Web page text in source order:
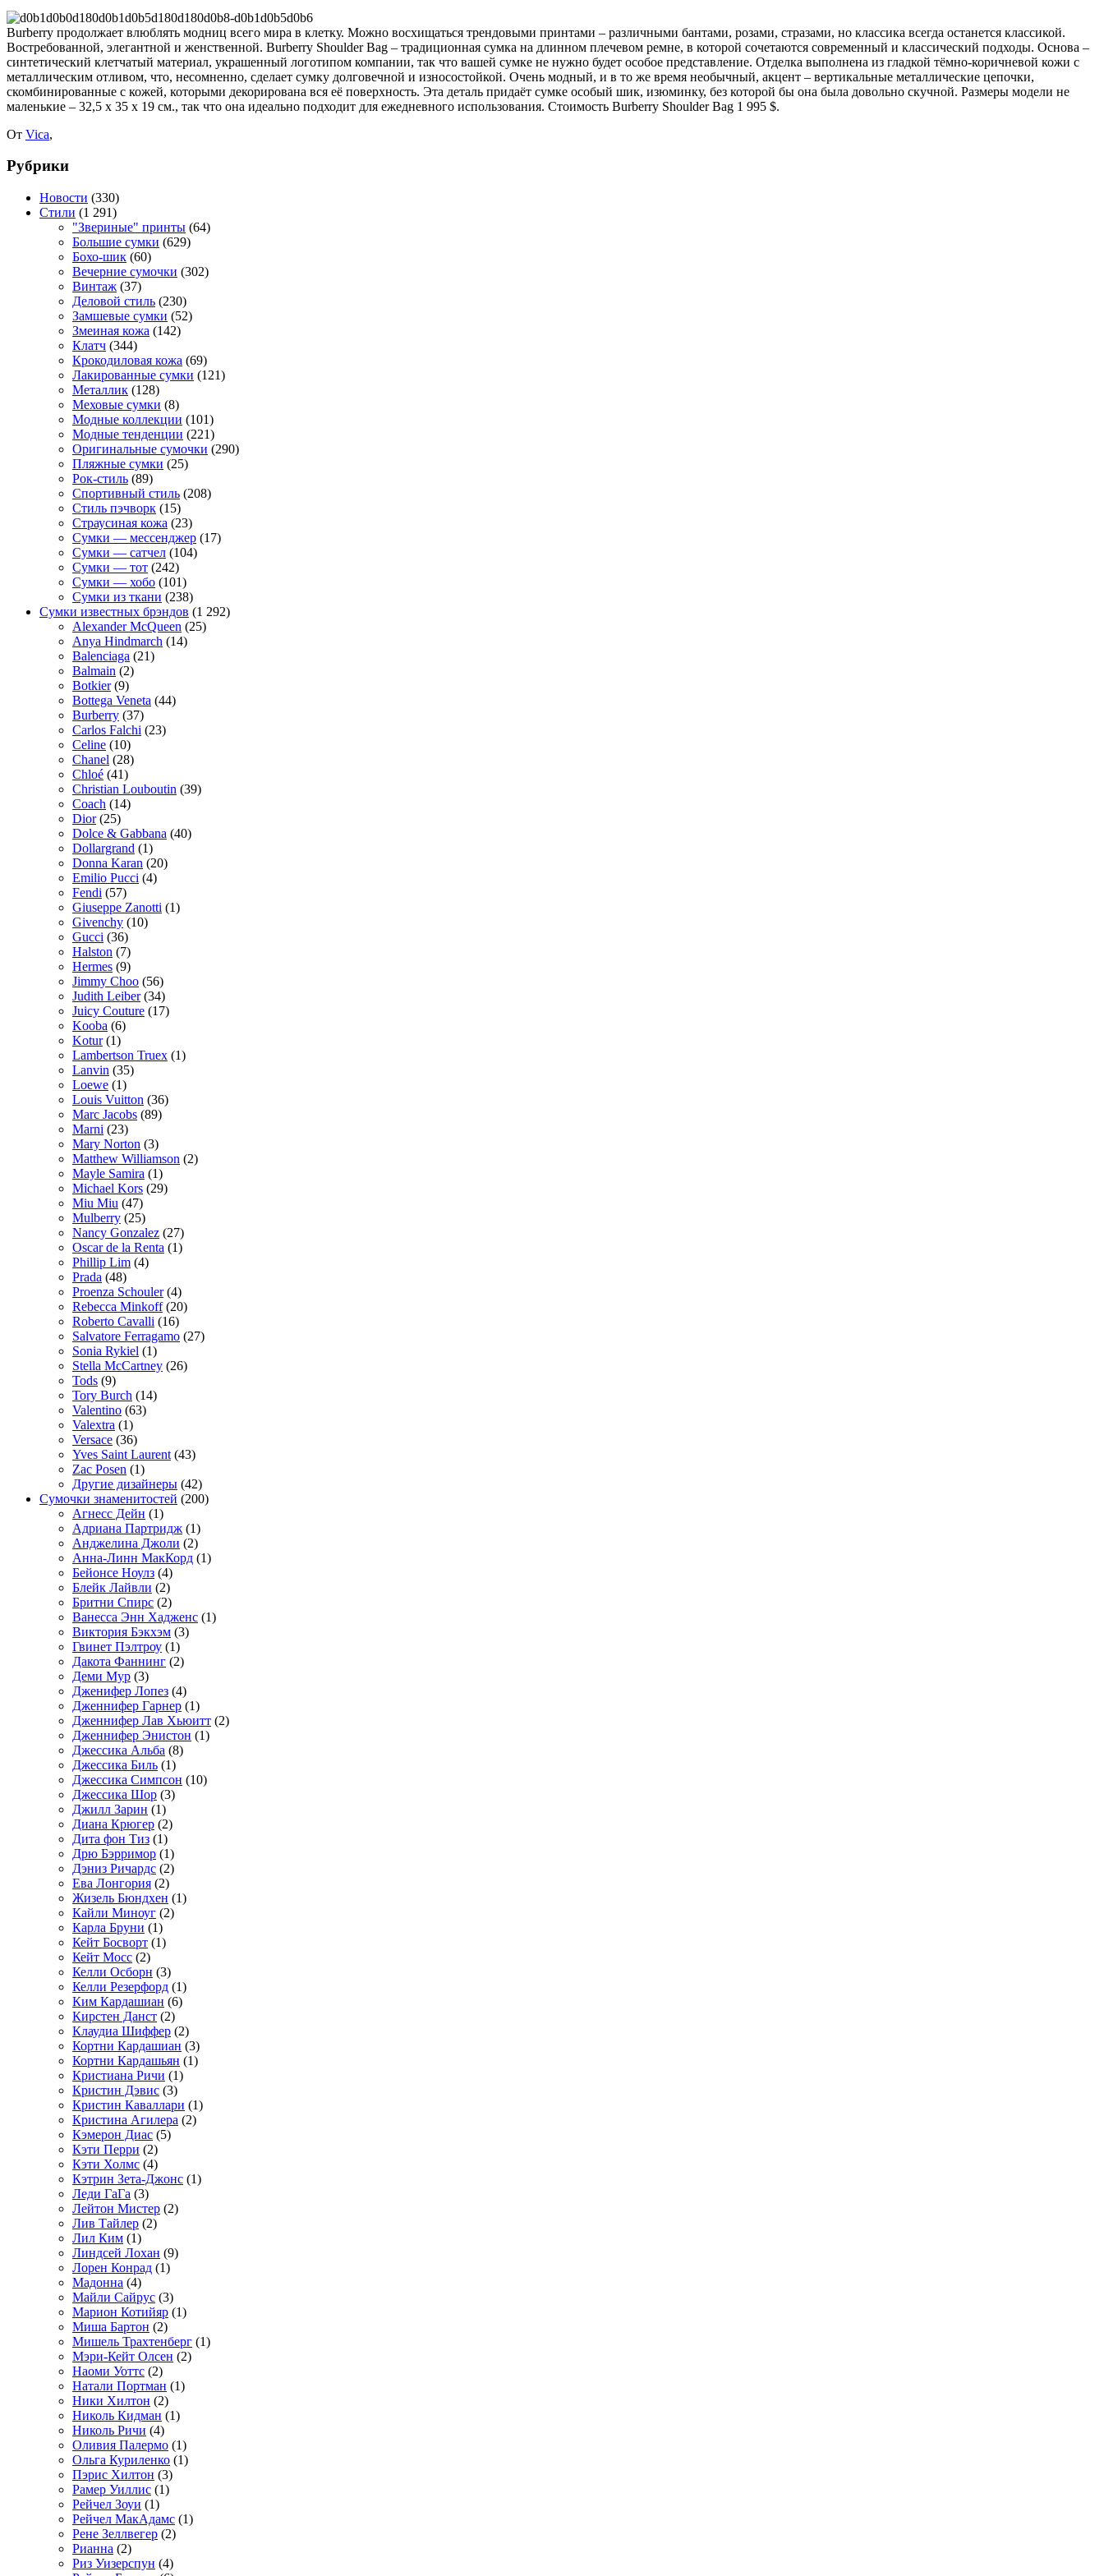
Burberry продолжает влюблять модниц всего мира в клетку. Можно восхищаться трендовыми принтами – различными бантами, розами, стразами, но классика всегда останется классикой.
Востребованной, элегантной и женственной. Burberry Shoulder Bag – традиционная сумка на длинном плечевом ремне, в которой сочетаются современный и классический подходы. Основа –
синтетический клетчатый материал, украшенный логотипом компании, так что вашей сумке не нужно будет особое представление. Отделка выполнена из гладкой тёмно-коричневой кожи с
металлическим отливом, что, несомненно, сделает сумку долговечной и износостойкой. Очень модный, и в то же время необычный, акцент – вертикальные металлические цепочки,
скомбинированные с кожей, которыми декорирована вся её поверхность. Эта деталь придаёт сумке особый шик, изюминку, без которой бы она была довольно скучной. Размеры модели не
маленькие – 32,5 х 35 х 19 см., так что она идеально подходит для ежедневного использования. Стоимость Burberry Shoulder Bag 1 995 $.
От Vica,
Рубрики
Новости (330)
Стили (1 291)
"Звериные" принты (64)
Большие сумки (629)
Бохо-шик (60)
Вечерние сумочки (302)
Винтаж (37)
Деловой стиль (230)
Замшевые сумки (52)
Змеиная кожа (142)
Клатч (344)
Крокодиловая кожа (69)
Лакированные сумки (121)
Металлик (128)
Меховые сумки (8)
Модные коллекции (101)
Модные тенденции (221)
Оригинальные сумочки (290)
Пляжные сумки (25)
Рок-стиль (89)
Спортивный стиль (208)
Стиль пэчворк (15)
Страусиная кожа (23)
Сумки — мессенджер (17)
Сумки — сатчел (104)
Сумки — тот (242)
Сумки — хобо (101)
Сумки из ткани (238)
Сумки известных брэндов (1 292)
Alexander McQueen (25)
Anya Hindmarch (14)
Balenciaga (21)
Balmain (2)
Botkier(9)
Bottega Veneta (44)
Burberry (37)
Carlos Falchi (23)
Celine (10)
Chanel (28)
Chloé (41)
Christian Louboutin (39)
Coach (14)
Dior(25)
Dolce & Gabbana (40)
Dollargrand (1)
Donna Karan (20)
Emilio Pucci (4)
Fendi (57)
Giuseppe Zanotti (1)
Givenchy (10)
Gucci (36)
Halston (7)
Hermes (9)
Jimmy Choo (56)
Judith Leiber(34)
Juicy Couture (17)
Kooba (6)
Kotur(1)
Lambertson Truex (1)
Lanvin (35)
Loewe (1)
Louis Vuitton (36)
Marc Jacobs (89)
Marni (23)
Mary Norton (3)
Matthew Williamson (2)
Mayle Samira (1)
Michael Kors (29)
Miu Miu (47)
Mulberry (25)
Nancy Gonzalez (27)
Oscar de la Renta (1)
Phillip Lim (4)
Prada (48)
Proenza Schouler(4)
Rebecca Minkoff(20)
Roberto Cavalli (16)
Salvatore Ferragamo (27)
Sonia Rykiel (1)
Stella McCartney (26)
Tods (9)
Tory Burch (14)
Valentino (63)
Valextra (1)
Versace (36)
Yves Saint Laurent (43)
Zac Posen (1)
Другие дизайнеры (42)
Сумочки знаменитостей (200)
Агнесс Дейн (1)
Адриана Партридж (1)
Анджелина Джоли (2)
Анна-Линн МакКорд (1)
Бейонсе Ноулз (4)
Блейк Лайвли (2)
Бритни Спирс (2)
Ванесса Энн Хадженс (1)
Виктория Бэкхэм (3)
Гвинет Пэлтроу (1)
Дакота Фаннинг (2)
Деми Мур (3)
Дженифер Лопез (4)
Дженнифер Гарнер (1)
Дженнифер Лав Хьюитт (2)
Дженнифер Энистон (1)
Джессика Альба (8)
Джессика Биль (1)
Джессика Симпсон (10)
Джессика Шор (3)
Джилл Зарин (1)
Диана Крюгер (2)
Дита фон Тиз (1)
Дрю Бэрримор (1)
Дэниз Ричардс (2)
Ева Лонгория (2)
Жизель Бюндхен (1)
Кайли Миноуг (2)
Карла Бруни (1)
Кейт Босворт (1)
Кейт Мосс (2)
Келли Осборн (3)
Келли Резерфорд (1)
Ким Кардашиан (6)
Кирстен Данст (2)
Клаудиа Шиффер (2)
Кортни Кардашиан (3)
Кортни Кардашьян (1)
Кристиана Ричи (1)
Кристин Дэвис (3)
Кристин Каваллари (1)
Кристина Агилера (2)
Кэмерон Диас (5)
Кэти Перри (2)
Кэти Холмс (4)
Кэтрин Зета-Джонс (1)
Леди ГаГа (3)
Лейтон Мистер (2)
Лив Тайлер (2)
Лил Ким (1)
Линдсей Лохан (9)
Лорен Конрад (1)
Мадонна (4)
Майли Сайрус (3)
Марион Котийяр (1)
Миша Бартон (2)
Мишель Трахтенберг (1)
Мэри-Кейт Олсен (2)
Наоми Уоттс (2)
Натали Портман (1)
Ники Хилтон (2)
Николь Кидман (1)
Николь Ричи (4)
Оливия Палермо (1)
Ольга Куриленко (1)
Пэрис Хилтон (3)
Рамер Уиллис (1)
Рейчел Зоуи (1)
Рейчел МакАдамс (1)
Рене Зеллвегер (2)
Рианна (2)
Риз Уизерспун (4)